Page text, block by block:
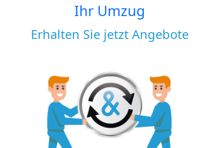
Ihr Umzug
Erhalten Sie jetzt Angebote